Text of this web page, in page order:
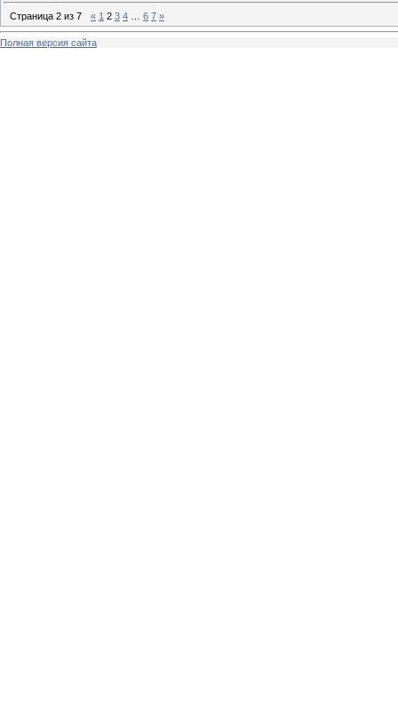
Страница 2 из 7 « 1 2 3 4 6 7 »
Полная версия сайта